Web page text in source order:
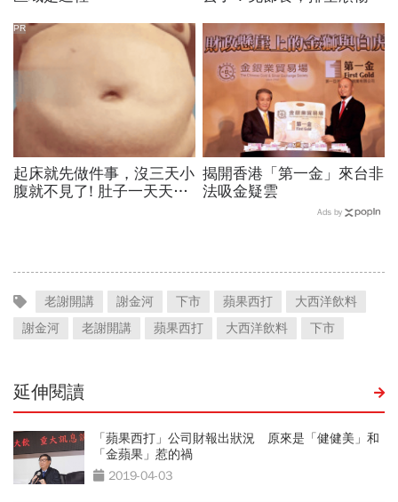
起床就先做件事，沒三天小
腹就不見了! 肚子一天天變
PR
揭開香港「第一金」來台非
法吸金疑雲
Ads by
老謝開講 謝金河 下市 蘋果西打
大西洋飲料
謝金河
老謝開講 蘋果西打 大西洋飲料 下市
延伸閱讀
「蘋果西打」公司財報出狀況 原來是「健健美」和
「金蘋果」惹的禍
2019-04-03